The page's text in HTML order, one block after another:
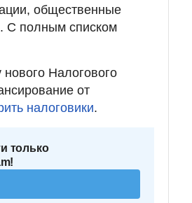
общественные
С полным списком
Налогового
от
налоговики.
только